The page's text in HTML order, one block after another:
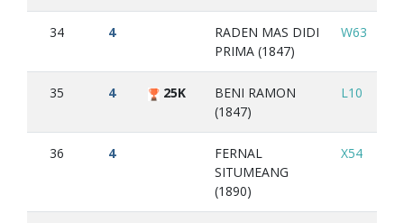
34 4
RADEN MAS DIDI
PRIMA (1847)
W63
35 4 25K
BENI RAMON
(1847)
L10
36 4
FERNAL
SITUMEANG
(1890)
X54